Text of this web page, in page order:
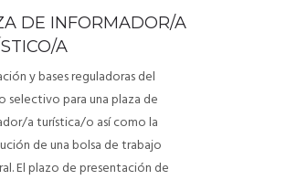
DE INFORMADOR/A
A
y bases reguladoras del
selectivo para una plaza de
a turística/o así como la
de una bolsa de trabajo
El plazo de presentación de